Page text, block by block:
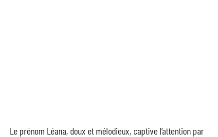
Le prénom Léana, doux et mélodieux, captive l’attention par